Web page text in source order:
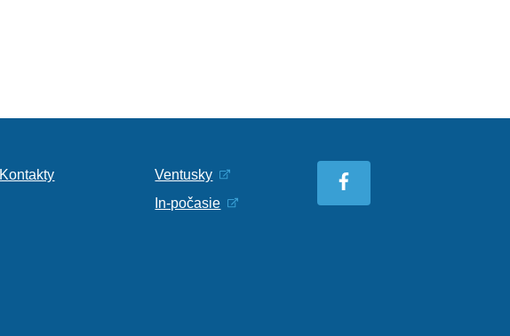
Kontakty
Ventusky
In-počasie